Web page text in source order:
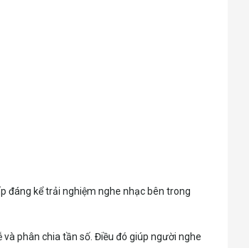
đáng kể trải nghiệm nghe nhạc bên trong
phân chia tần số. Điều đó giúp người nghe